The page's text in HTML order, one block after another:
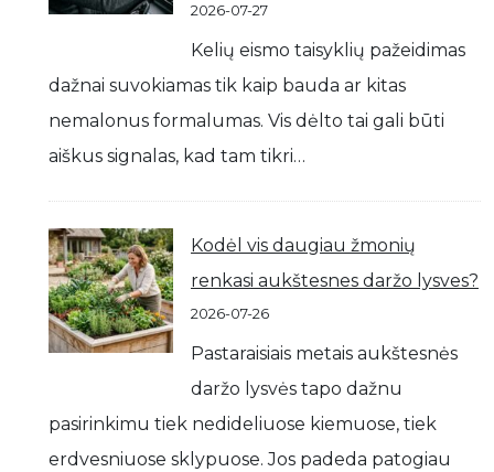
2026-07-27
Kelių eismo taisyklių pažeidimas
dažnai suvokiamas tik kaip bauda ar kitas
nemalonus formalumas. Vis dėlto tai gali būti
aiškus signalas, kad tam tikri…
Kodėl vis daugiau žmonių
renkasi aukštesnes daržo lysves?
2026-07-26
Pastaraisiais metais aukštesnės
daržo lysvės tapo dažnu
pasirinkimu tiek nedideliuose kiemuose, tiek
erdvesniuose sklypuose. Jos padeda patogiau